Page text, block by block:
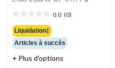
0.0 (0)
étoile(s)
sur
5.
Liquidation‡
Articles à succès
+ Plus d'options